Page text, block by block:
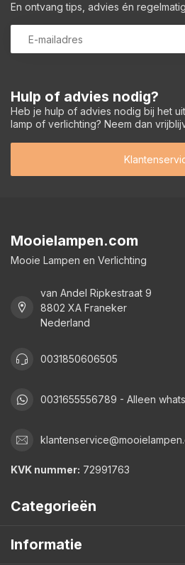
Hulp of advies nodig?
Heb je hulp of advies nodig bij het
lamp of verlichting? Neem dan
En ontvang tips, advies én
Mooielampen.com
Mooie Lampen en Verlichting
van Andel Ripkestraat 9
8802 XA Franeker
Nederland
0031850606505
0031655556789 - Alleen
KVK nummer: 72991763
Categorieën
Informatie